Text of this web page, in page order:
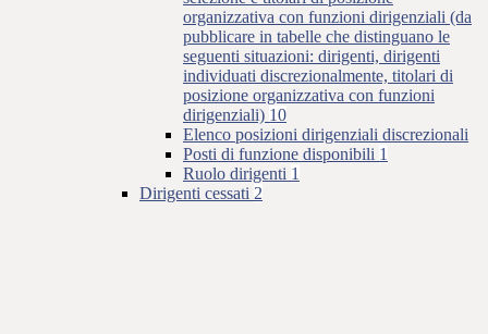
organizzativa con funzioni dirigenziali (da
pubblicare in tabelle che distinguano le
seguenti situazioni: dirigenti, dirigenti
individuati discrezionalmente, titolari di
posizione organizzativa con funzioni
dirigenziali) 10
Elenco posizioni dirigenziali discrezionali
Posti di funzione disponibili 1
Ruolo dirigenti 1
Dirigenti cessati 2